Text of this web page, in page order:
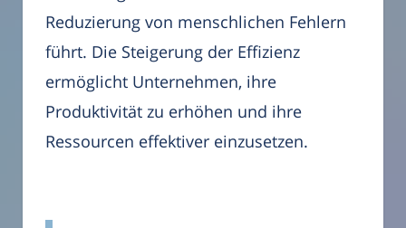
Reduzierung von menschlichen Fehlern
führt. Die Steigerung der Effizienz
ermöglicht Unternehmen, ihre
Produktivität zu erhöhen und ihre
Ressourcen effektiver einzusetzen.